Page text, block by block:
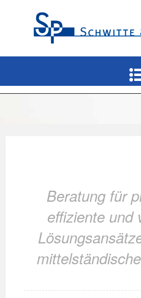
Beratung für
effiziente und